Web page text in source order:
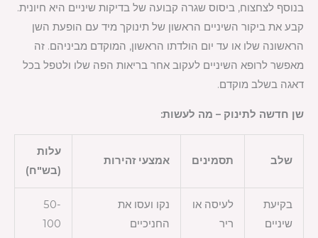
בנוסף לצחצוח, ביסוס שגרה קבועה של בדיקות שיניים היא חיונית.
קבע את ביקור השיניים הראשון של תינוקך מיד עם הופעת השן
הראשונה שלו או עד יום הולדתו הראשון, המוקדם מביניהם. זה
מאפשר לרופא השיניים לעקוב אחר בריאות הפה שלו ולטפל בכל
דאגה בשלב מוקדם.
שן חדשה לתינוק – מה לעשות:
שלב תסמינים אמצעי זהירות
עלות
(בש"ח)
בקיעת
שיניים
לעיסה או
ריר
נקו ועסו את
החניכיים
50-
100